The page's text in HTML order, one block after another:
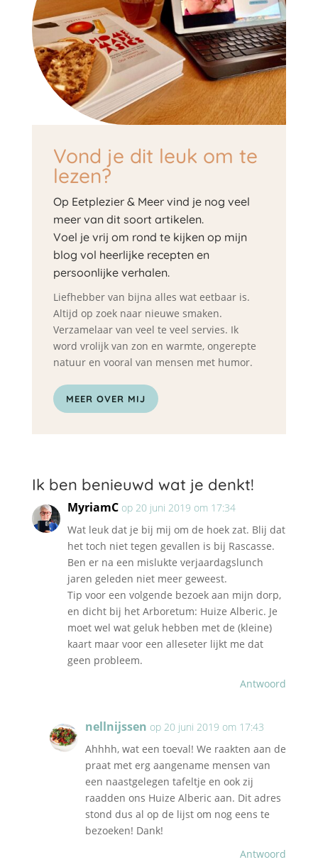
Vond je dit leuk om te
lezen?
Op Eetplezier & Meer vind je nog veel
meer van dit soort artikelen.
Voel je vrij om rond te kijken op mijn
blog vol heerlijke recepten en
persoonlijke verhalen.
Liefhebber van bijna alles wat eetbaar is.
Altijd op zoek naar nieuwe smaken.
Verzamelaar van veel te veel servies. Ik
word vrolijk van zon en warmte, ongerepte
natuur en vooral van mensen met humor.
MEER OVER MIJ
Ik ben benieuwd wat je denkt!
MyriamC op 20 juni 2019 om 17:34
Wat leuk dat je bij mij om de hoek zat. Blij dat
het toch niet tegen gevallen is bij Rascasse.
Ben er na een mislukte verjaardagslunch
jaren geleden niet meer geweest.
Tip voor een volgende bezoek aan mijn dorp,
en dicht bij het Arboretum: Huize Alberic. Je
moet wel wat geluk hebben met de (kleine)
kaart maar voor een alleseter lijkt me dat
geen probleem.
Antwoord
nellnijssen op 20 juni 2019 om 17:43
Ahhhh, wat een toeval! We raakten aan de
praat met erg aangename mensen van
een naastgelegen tafeltje en ook zij
raadden ons Huize Alberic aan. Dit adres
stond dus al op de lijst om nog eens te
bezoeken! Dank!
Antwoord